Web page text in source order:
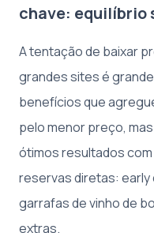
chave: equilíbrio
A tentação de baixar
grandes sites é
benefícios que
pelo menor preço,
ótimos resultados
reservas diretas:
garrafas de vinho de
extras.